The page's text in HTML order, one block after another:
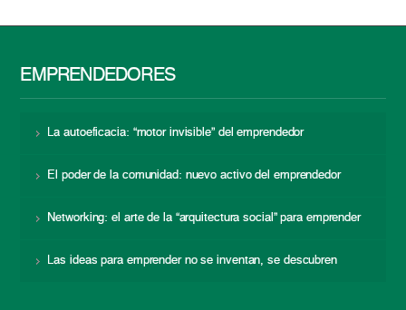
EMPRENDEDORES
La autoeficacia: “motor invisible” del emprendedor
El poder de la comunidad: nuevo activo del emprendedor
Networking: el arte de la “arquitectura social” para emprender
Las ideas para emprender no se inventan, se descubren